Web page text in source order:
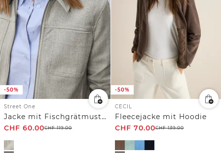
-50%
Street One
Jacke mit Fischgrätmuster und Zipper
CHF 60.00CHF119.00
-50%
CECIL
Fleecejacke mit Hoodie
CHF 70.00CHF139.00